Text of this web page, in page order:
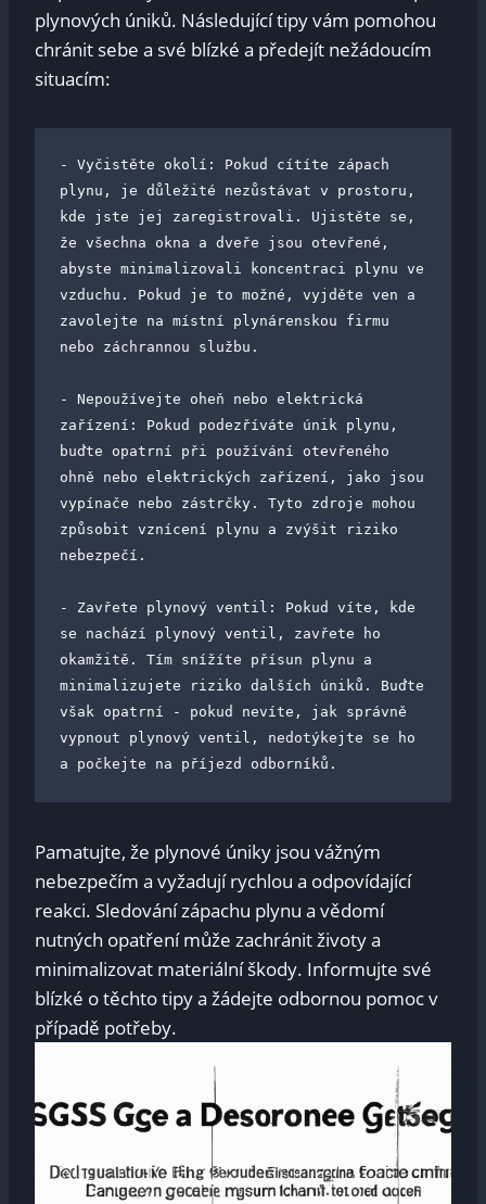
plynových úniků. Následující tipy vám pomohou
chránit sebe a své blízké a předejít nežádoucím
situacím:
- Vyčistěte okolí: Pokud cítíte zápach
plynu, je důležité nezůstávat v prostoru,
kde jste jej zaregistrovali. Ujistěte se,
že všechna okna a dveře jsou otevřené,
abyste minimalizovali koncentraci plynu ve
vzduchu. Pokud je to možné, vyjděte ven a
zavolejte na místní plynárenskou firmu
nebo záchrannou službu.
- Nepoužívejte oheň nebo elektrická
zařízení: Pokud podezříváte únik plynu,
buďte opatrní při používání otevřeného
ohně nebo elektrických zařízení, jako jsou
vypínače nebo zástrčky. Tyto zdroje mohou
způsobit vznícení plynu a zvýšit riziko
nebezpečí.
- Zavřete plynový ventil: Pokud víte, kde
se nachází plynový ventil, zavřete ho
okamžitě. Tím snížíte přísun plynu a
minimalizujete riziko dalších úniků. Buďte
však opatrní - pokud nevíte, jak správně
vypnout plynový ventil, nedotýkejte se ho
a počkejte na příjezd odborníků.
Pamatujte, že plynové úniky jsou vážným
nebezpečím a vyžadují rychlou a odpovídající
reakci. Sledování zápachu plynu a vědomí
nutných opatření může zachránit životy a
minimalizovat materiální škody. Informujte své
blízké o těchto tipy a žádejte odbornou pomoc v
případě potřeby.